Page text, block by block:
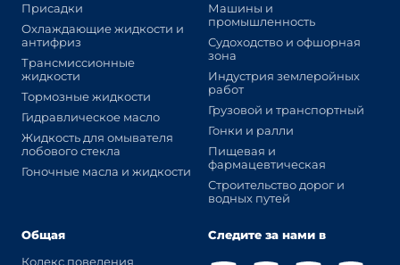
Присадки
Охлаждающие жидкости и
антифриз
Трансмиссионные
жидкости
Тормозные жидкости
Гидравлическое масло
Жидкость для омывателя
лобового стекла
Гоночные масла и жидкости
Машины и
промышленность
Судоходство и офшорная
зона
Индустрия землеройных
работ
Грузовой и транспортный
Гонки и ралли
Пищевая и
фармацевтическая
Строительство дорог и
водных путей
Общая
Кодекс поведения
Следите за нами в